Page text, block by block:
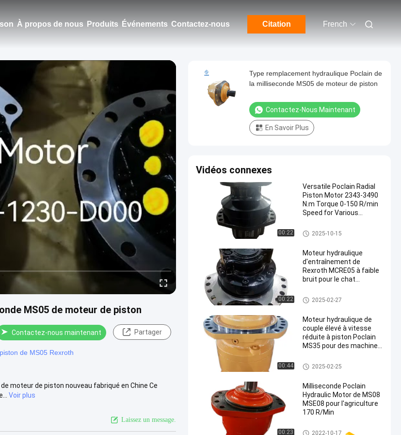
À propos de nous Produits Événements Contactez-nous Citation French
MS05 de moteur de piston
Contactez-nous maintenant Partager
de MS05 Rexroth
moteur de piston nouveau fabriqué en Chine Ce
Voir plus
Laissez un message.
Type remplacement hydraulique Poclain de
la milliseconde MS05 de moteur de piston
Contactez-Nous Maintenant
En Savoir Plus
Vidéos connexes
00:22
Versatile Poclain Radial
Piston Motor 2343-3490
N.m Torque 0-150 R/min
Speed for Various
Moteur hydraulique de Poclain
2025-10-15
00:22
Moteur hydraulique
d'entraînement de
Rexroth MCRE05 à faible
bruit pour le chat
perceuse de mine de
charbon
Moteur hydraulique de Rexroth
2025-02-27
00:44
Moteur hydraulique de
couple élevé à vitesse
réduite à piston Poclain
MS35 pour des machines
Moteur hydraulique de Poclain
2025-02-25
00:23
Milliseconde Poclain
Hydraulic Motor de MS08
MSE08 pour l'agriculture
170 R/Min
Moteur hydraulique de Poclain
2022-10-17